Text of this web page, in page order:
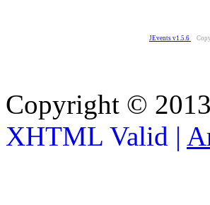
JEvents v1.5.6
Copyright ©
XHTML Valid |